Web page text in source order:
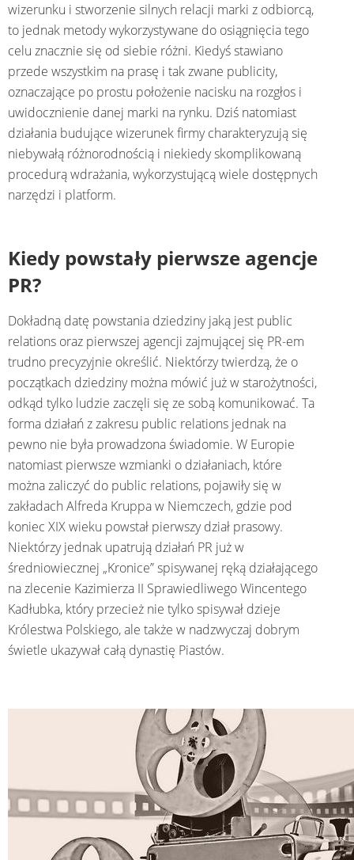
wizerunku i stworzenie silnych relacji marki z odbiorcą,
to jednak metody wykorzystywane do osiągnięcia tego
celu znacznie się od siebie różni. Kiedyś stawiano
przede wszystkim na prasę i tak zwane publicity,
oznaczające po prostu położenie nacisku na rozgłos i
uwidocznienie danej marki na rynku. Dziś natomiast
działania budujące wizerunek firmy charakteryzują się
niebywałą różnorodnością i niekiedy skomplikowaną
procedurą wdrażania, wykorzystującą wiele dostępnych
narzędzi i platform.
Kiedy powstały pierwsze agencje
PR?
Dokładną datę powstania dziedziny jaką jest public
relations oraz pierwszej agencji zajmującej się PR-em
trudno precyzyjnie określić. Niektórzy twierdzą, że o
początkach dziedziny można mówić już w starożytności,
odkąd tylko ludzie zaczęli się ze sobą komunikować. Ta
forma działań z zakresu public relations jednak na
pewno nie była prowadzona świadomie. W Europie
natomiast pierwsze wzmianki o działaniach, które
można zaliczyć do public relations, pojawiły się w
zakładach Alfreda Kruppa w Niemczech, gdzie pod
koniec XIX wieku powstał pierwszy dział prasowy.
Niektórzy jednak upatrują działań PR już w
średniowiecznej „Kronice” spisywanej ręką działającego
na zlecenie Kazimierza II Sprawiedliwego Wincentego
Kadłubka, który przecież nie tylko spisywał dzieje
Królestwa Polskiego, ale także w nadzwyczaj dobrym
świetle ukazywał całą dynastię Piastów.